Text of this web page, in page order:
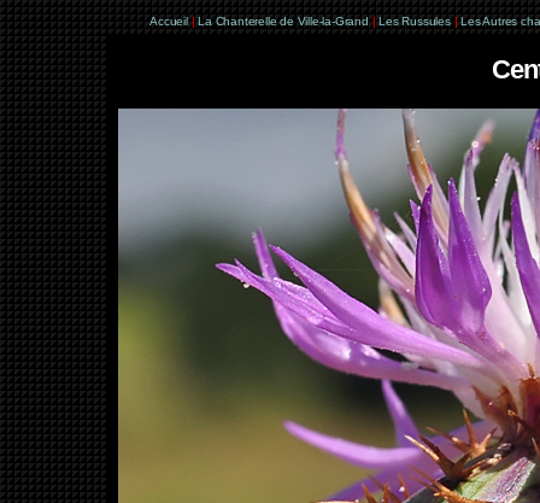
Accueil | La Chanterelle de Ville-la-Grand | Les Russules | Les Autres